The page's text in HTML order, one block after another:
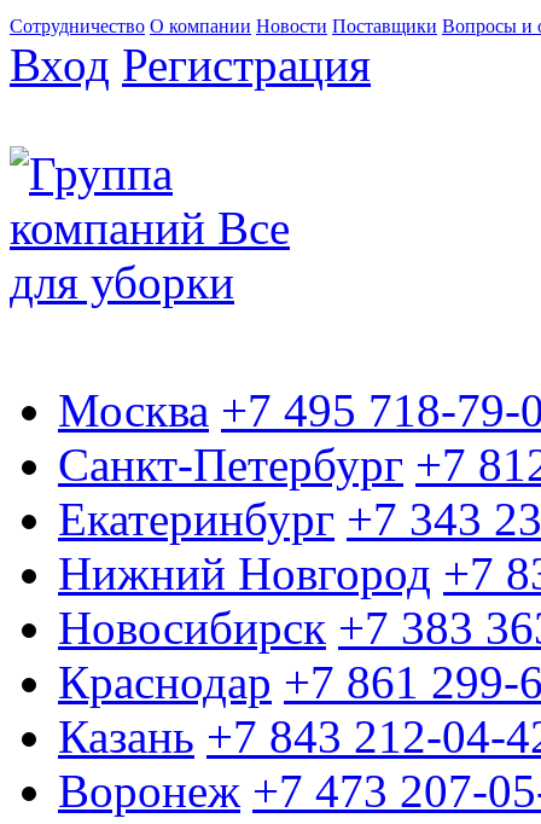
Сотрудничество О компании Новости Поставщики Вопросы и
Вход Регистрация
Москва +7 495 718-79-
Санкт-Петербург +7
Екатеринбург +7 343
Нижний Новгород +7
Новосибирск +7 383
Краснодар +7 861 299-
Казань +7 843 212-04-
Воронеж +7 473 207-